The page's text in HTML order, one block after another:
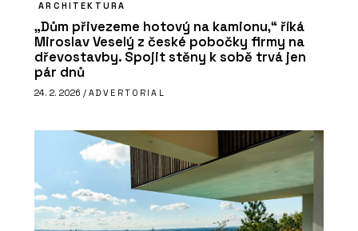
ARCHITEKTURA
„Dům přivezeme hotový na kamionu,“ říká
Miroslav Veselý z české pobočky firmy na
dřevostavby. Spojit stěny k sobě trvá jen
pár dnů
24. 2. 2026 / ADVERTORIAL